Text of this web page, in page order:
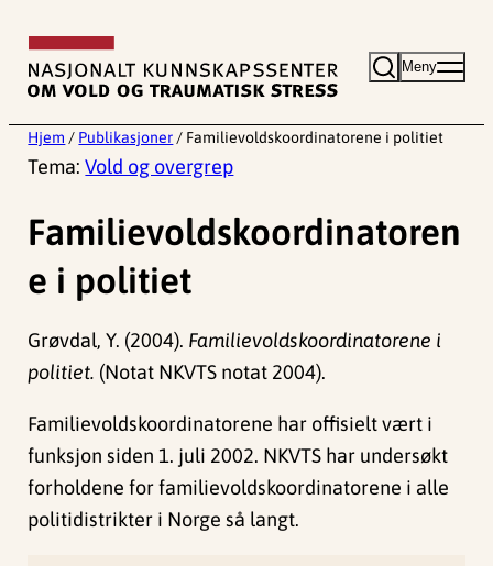
innhold
Meny
Hjem / Publikasjoner / Familievoldskoordinatorene i politiet
Tema:Vold og overgrep
Familievoldskoordinatoren
e i politiet
Grøvdal, Y. (2004). Familievoldskoordinatorene i
politiet. (Notat NKVTS notat 2004).
Familievoldskoordinatorene har offisielt vært i
funksjon siden 1. juli 2002. NKVTS har undersøkt
forholdene for familievoldskoordinatorene i alle
politidistrikter i Norge så langt.